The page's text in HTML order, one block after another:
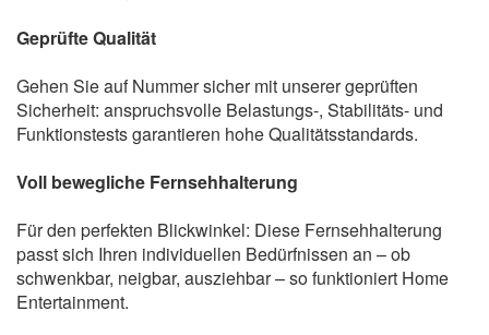
Geprüfte Qualität
Gehen Sie auf Nummer sicher mit unserer geprüften
Sicherheit: anspruchsvolle Belastungs-, Stabilitäts- und
Funktionstests garantieren hohe Qualitätsstandards.
Voll bewegliche Fernsehhalterung
Für den perfekten Blickwinkel: Diese Fernsehhalterung
passt sich Ihren individuellen Bedürfnissen an – ob
schwenkbar, neigbar, ausziehbar – so funktioniert Home
Entertainment.